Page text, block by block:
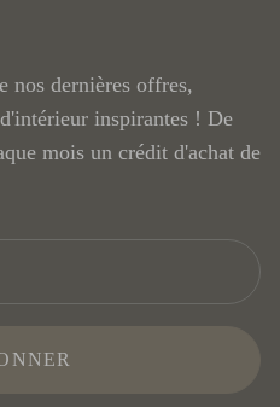
nos dernières offres,
inspirantes ! De
mois un crédit d'achat de